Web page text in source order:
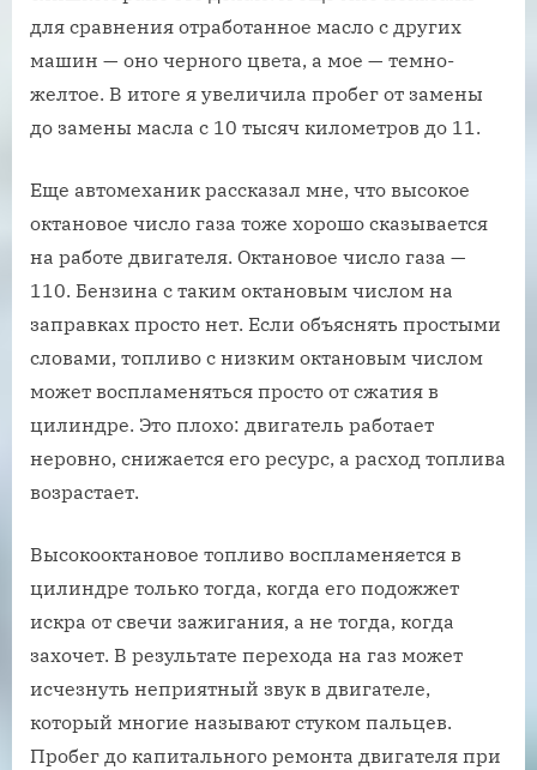
для сравнения отработанное масло с других
машин — оно черного цвета, а мое — темно-
желтое. В итоге я увеличила пробег от замены
до замены масла с 10 тысяч километров до 11.
Еще автомеханик рассказал мне, что высокое
октановое число газа тоже хорошо сказывается
на работе двигателя. Октановое число газа —
110. Бензина с таким октановым числом на
заправках просто нет. Если объяснять простыми
словами, топливо с низким октановым числом
может воспламеняться просто от сжатия в
цилиндре. Это плохо: двигатель работает
неровно, снижается его ресурс, а расход топлива
возрастает.
Высокооктановое топливо воспламеняется в
цилиндре только тогда, когда его подожжет
искра от свечи зажигания, а не тогда, когда
захочет. В результате перехода на газ может
исчезнуть неприятный звук в двигателе,
который многие называют стуком пальцев.
Пробег до капитального ремонта двигателя при